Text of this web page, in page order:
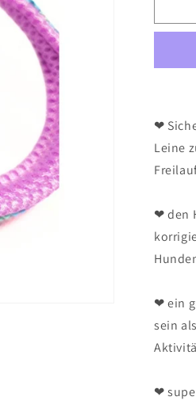
❤
Leine
❤ den
❤ ein
sein
❤